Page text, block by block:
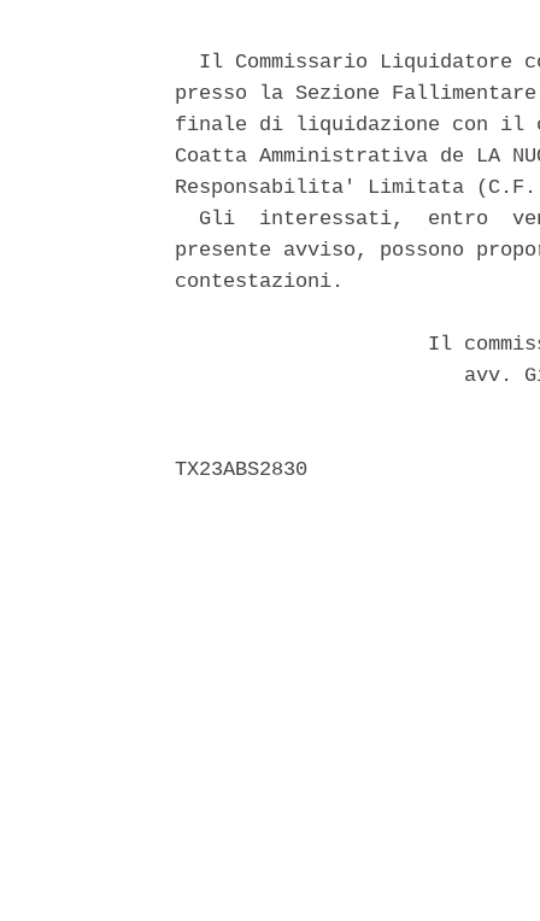
Il Commissario Liquidatore
presso la Sezione
finale di liquidazione con il
Coatta Amministrativa de LA
Responsabilita' Limitata (C.F.
Gli  interessati,  entro
presente avviso, possono
contestazioni.
Il
avv.